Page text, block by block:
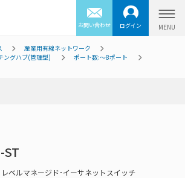
お問い合わせ ログイン
産業用有線ネットワーク
ングハブ(管理型)
ポート数:～8ポート
ST
ベルマネージド･イーサネットスイッチ